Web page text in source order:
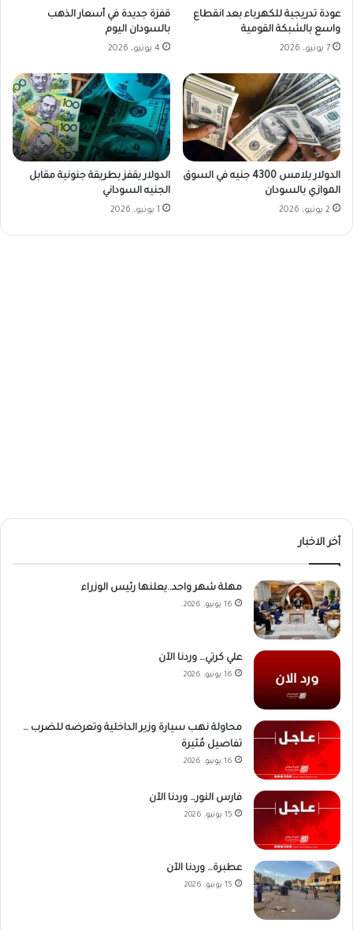
عودة تدريجية للكهرباء بعد انقطاع
واسع بالشبكة القومية
7 يونيو، 2026
قفزة جديدة في أسعار الذهب
بالسودان اليوم
4 يونيو، 2026
الدولار يلامس 4300 جنيه في السوق
الموازي بالسودان
2 يونيو، 2026
الدولار يقفز بطريقة جنونية مقابل
الجنيه السوداني
1 يونيو، 2026
أخر الاخبار
مهلة شهر واحد..يعلنها رئيس الوزراء
16 يونيو، 2026
علي كرتي… وردنا الآن
16 يونيو، 2026
محاولة نهب سيارة وزير الداخلية وتعرضه للضرب …
تفاصيل مُثيرة
16 يونيو، 2026
فارس النور… وردنا الآن
15 يونيو، 2026
عطبرة… وردنا الآن
15 يونيو، 2026